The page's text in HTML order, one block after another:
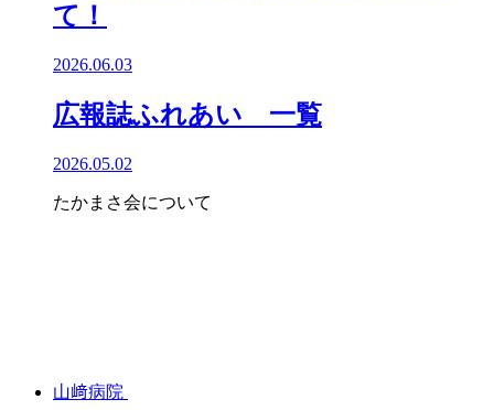
て！
2026.06.03
広報誌ふれあい 一覧
2026.05.02
たかまさ会について
山﨑病院